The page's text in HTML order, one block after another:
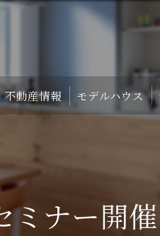
家づくり
土地探しのコツ
準装備
不動産情報 モデルハウス
宿泊施設・設備
ご予約
ナー開催